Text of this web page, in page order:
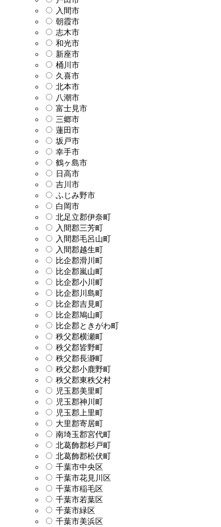
入間市
朝霞市
志木市
和光市
新座市
桶川市
久喜市
北本市
八潮市
富士見市
三郷市
蓮田市
坂戸市
幸手市
鶴ヶ島市
日高市
吉川市
ふじみ野市
白岡市
北足立郡伊奈町
入間郡三芳町
入間郡毛呂山町
入間郡越生町
比企郡滑川町
比企郡嵐山町
比企郡小川町
比企郡川島町
比企郡吉見町
比企郡鳩山町
比企郡ときがわ町
秩父郡横瀬町
秩父郡皆野町
秩父郡長瀞町
秩父郡小鹿野町
秩父郡東秩父村
児玉郡美里町
児玉郡神川町
児玉郡上里町
大里郡寄居町
南埼玉郡宮代町
北葛飾郡杉戸町
北葛飾郡松伏町
千葉市中央区
千葉市花見川区
千葉市稲毛区
千葉市若葉区
千葉市緑区
千葉市美浜区